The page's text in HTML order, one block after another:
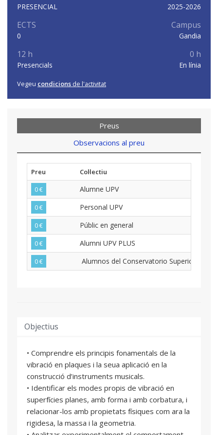
PRESENCIAL 2025-2026
ECTS
0
Campus
Gandia
12 h
Presencials
0 h
En línia
Vegeu condicions de l'activitat
Preus
Observacions al preu
Preu
Col·lectiu
0 €
Alumne UPV
0 € Personal UPV
0 € Públic en general
0 € Alumni UPV PLUS
0 € Alumnos del Conservatorio Superior de
Objectius
• Comprendre els principis fonamentals de la
vibració en plaques i la seua aplicació en la
construcció d’instruments musicals.
• Identificar els modes propis de vibració en
superfícies planes, amb forma i amb corbatura, i
relacionar-los amb propietats físiques com ara la
rigidesa, la massa i la geometria.